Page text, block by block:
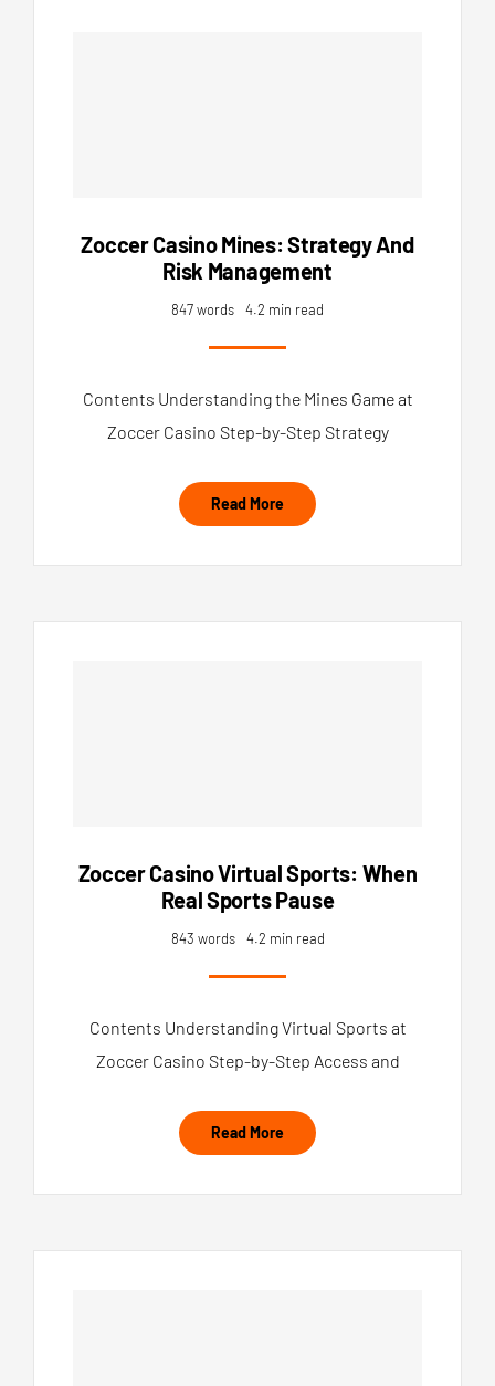
Zoccer Casino Mines: Strategy And
Risk Management
847 words 4.2 min read
Contents Understanding the Mines Game at
Zoccer Casino Step-by-Step Strategy
Read More
Zoccer Casino Virtual Sports: When
Real Sports Pause
843 words 4.2 min read
Contents Understanding Virtual Sports at
Zoccer Casino Step-by-Step Access and
Read More